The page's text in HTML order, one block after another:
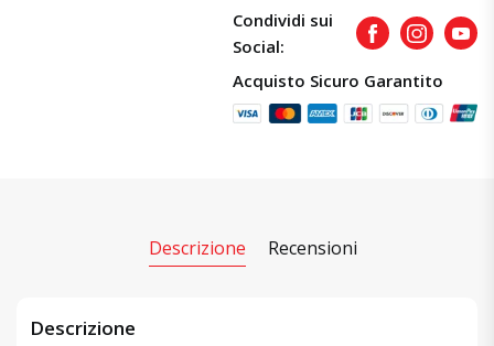
Condividi sui
Social:
FacebookInstagram
Acquisto Sicuro Garantito
Descrizione Recensioni
Descrizione